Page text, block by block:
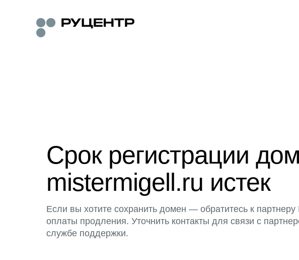
Срок регистрации
mistermigell.ru истек
Если вы хотите сохранить домен — обратитесь к
оплаты продления. Уточнить контакты для связи с
службе поддержки.